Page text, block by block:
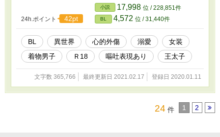
回言う！ え、男でもオッケー？ 女の子普通にいるのに？ 「悪
代官と町娘ごっこができるわね」って、るぅ姉、アホなこと言わな
いで！ ⁂ ⁂ ⁂ ⁂ ⁂ R18表現に✳︎マークを追加します。主人
公が言語習得中のため、脳内（俺）と口調（僕）に齟齬がありま
す。
24h.ポイント 42pt
小説 17,998 位 / 228,851件
BL 4,572 位 / 31,440件
BL 異世界 心的外傷 溺愛
女装
着物男子
Ｒ18 嘔吐表現あり 王太子
文字数 365,766 最終更新日 2021.02.17 登録日 2020.01.11
24 件 1 2